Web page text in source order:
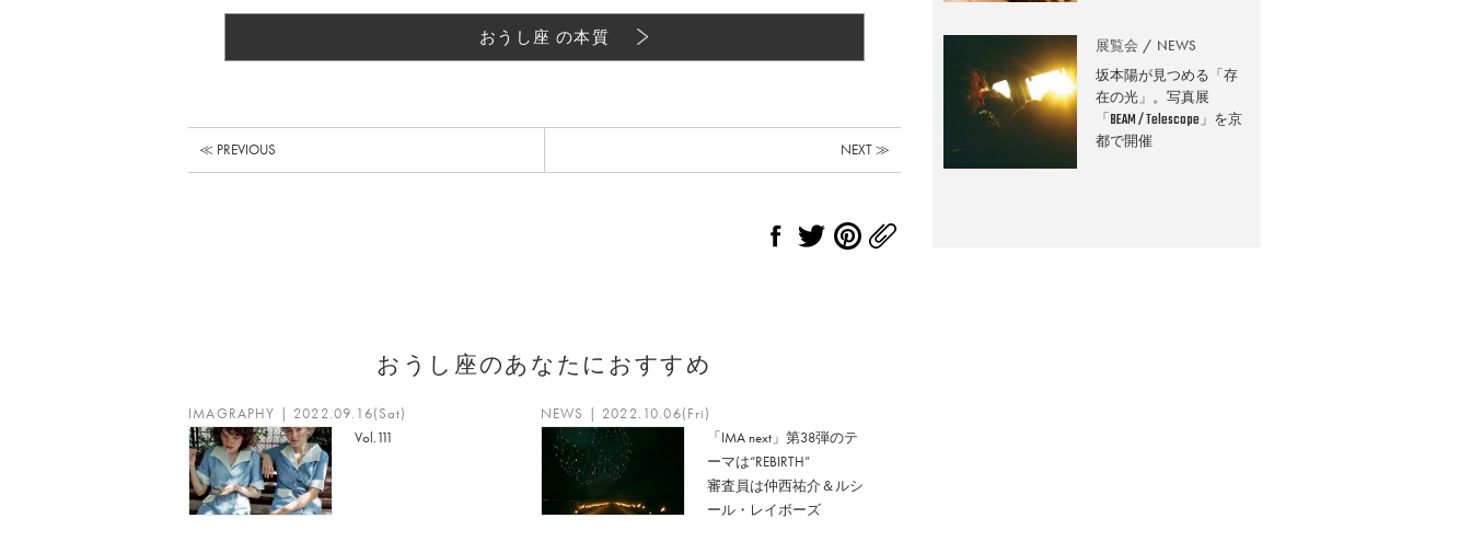
おうし座 の本質
≪ PREVIOUS NEXT ≫
おうし座のあなたにおすすめ
IMAGRAPHY | 2022.09.16(Sat)
Vol.111
NEWS | 2022.10.06(Fri)
「IMA next」第38弾のテ
ーマは“REBIRTH”
審査員は仲西祐介＆ルシ
ール・レイボーズ
展覧会 NEWS
坂本陽が見つめる「存
在の光」。写真展
「BEAM / Telescope」を京
都で開催